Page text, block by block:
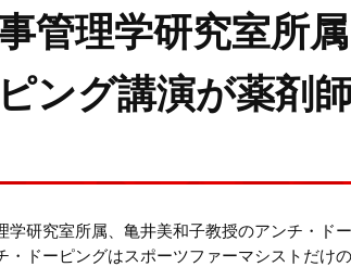
管理学研究室所
ング講演が薬剤
学研究室所属、亀井美和子教授のアンチ・ド
・ドーピングはスポーツファーマシストだけ